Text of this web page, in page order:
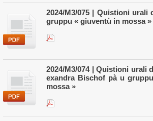
2024/M3/075 | Quistioni urali
gruppu « giuventù in mossa »
2024/M3/074 | Quistioni urali
exandra Bischof pà u
mossa »